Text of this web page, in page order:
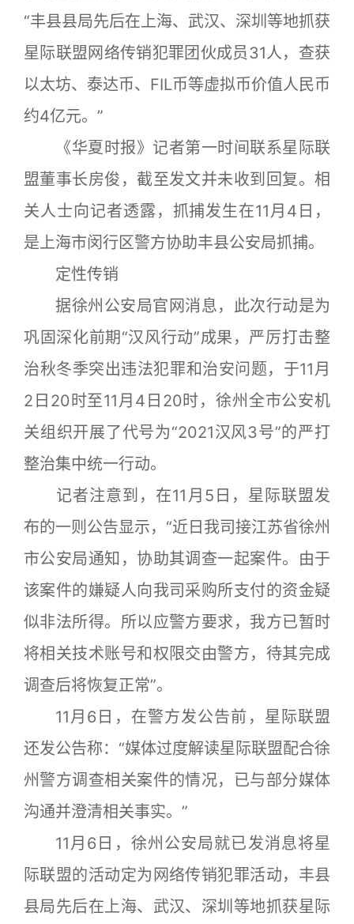
“丰县县局先后在上海、武汉、深圳等地抓获
星际联盟网络传销犯罪团伙成员31人，查获
以太坊、泰达币、FIL币等虚拟币价值人民币
约4亿元。”
《华夏时报》记者第一时间联系星际联
盟董事长房俊，截至发文并未收到回复。相
关人士向记者透露，抓捕发生在11月4日，
是上海市闵行区警方协助丰县公安局抓捕。
定性传销
据徐州公安局官网消息，此次行动是为
巩固深化前期“汉风行动”成果，严厉打击整
治秋冬季突出违法犯罪和治安问题，于11月
2日20时至11月4日20时，徐州全市公安机
关组织开展了代号为“2021汉风3号”的严打
整治集中统一行动。
记者注意到，在11月5日，星际联盟发
布的一则公告显示，“近日我司接江苏省徐州
市公安局通知，协助其调查一起案件。由于
该案件的嫌疑人向我司采购所支付的资金疑
似非法所得。所以应警方要求，我方已暂时
将相关技术账号和权限交由警方，待其完成
调查后将恢复正常”。
11月6日，在警方发公告前，星际联盟
还发公告称：“媒体过度解读星际联盟配合徐
州警方调查相关案件的情况，已与部分媒体
沟通并澄清相关事实。”
11月6日，徐州公安局就已发消息将星
际联盟的活动定为网络传销犯罪活动，丰县
县局先后在上海、武汉、深圳等地抓获星际